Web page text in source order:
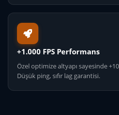
+1.000 FPS Performans
Özel optimize altyapı sayesinde
Düşük ping, sıfır lag garantisi.